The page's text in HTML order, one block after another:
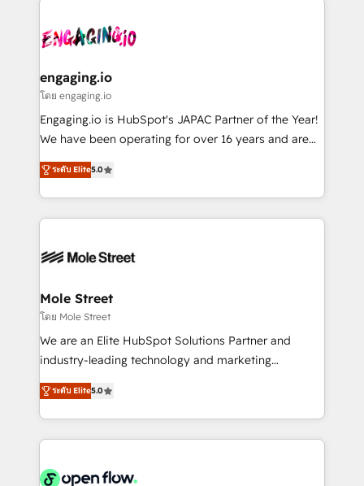
B2B. ✅ Crece con orden. Crece con Grows.
operacional de receita conectando equipes
Também somos distribuidores oficiais da HubSpot
e de mais de 150 softwares globais permitindo
contratar e pagar a HubSpot em reais com nota
fiscal no Brasil e gerar economia de até 50% na
Oferecemos ainda agentes de IA especializados em
HubSpot que automatizam tarefas executam rotinas
empresas em 13 países utilizam a Nexforce. Somos
HubSpot.
engaging.io
โดย engaging.io
Engaging.io is HubSpot's JAPAC Partner of the Year!
We have been operating for over 16 years and are
one of HubSpot's most experienced and technically
capable Agency Partners globally. We specialise in
complex CRM migrations, implementations,
integrations, custom CMS portal development,
businesses. Our teams are based in North America
Implementation Certified Partner and we contribute
to their advisory council. We strive to do 'good work
with good people' and have worked with incredible
brands. You can see some of them on our website,
ระดับ Elite5.0
Mole Street
โดย Mole Street
We are an Elite HubSpot Solutions Partner and
industry-leading technology and marketing
consultancy. Our focus is on enterprise and mid-
market B2B companies globally that want a strategic
approach to execute their goals through creative
applications of our solutions; Technical HubSpot
Design, Migrations + Integrations. Mole Street’s
ระดับ Elite5.0